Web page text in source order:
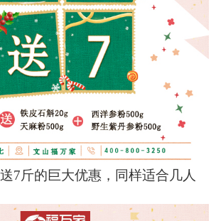
7斤的巨大优惠，同样适合几人